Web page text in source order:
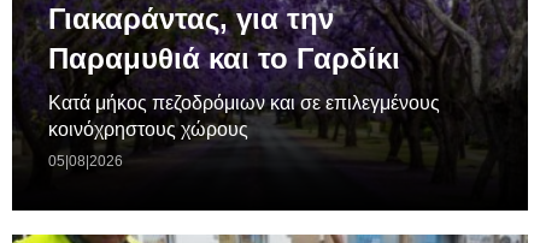
Γιακαράντας, για την
Παραμυθιά και το Γαρδίκι
Κατά μήκος πεζοδρόμιων και σε επιλεγμένους
κοινόχρηστους χώρους
05|08|2026